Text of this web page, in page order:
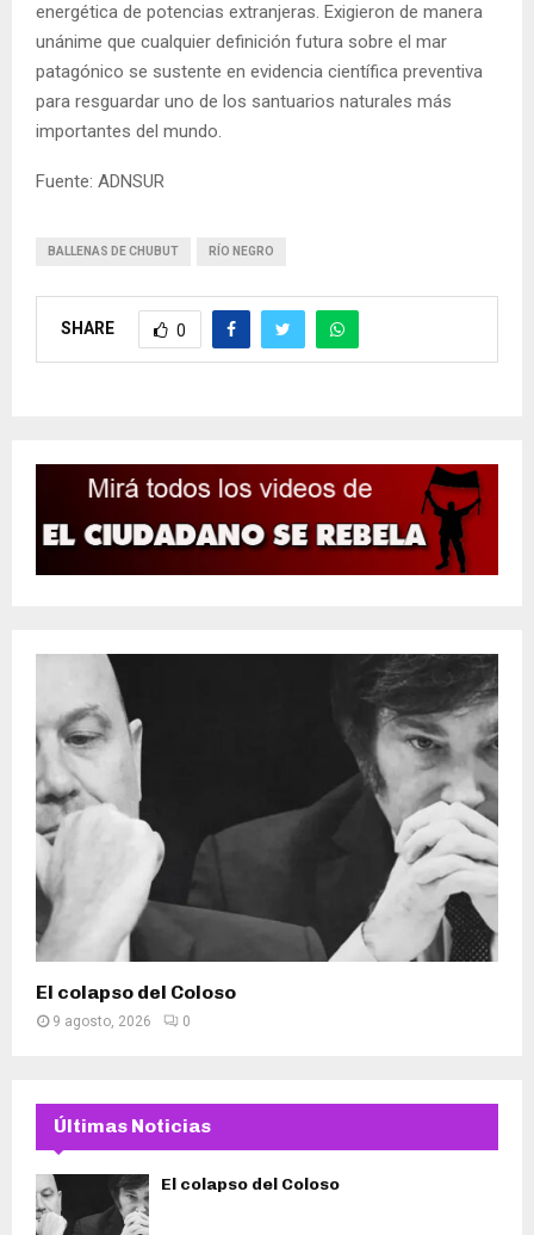
energética de potencias extranjeras. Exigieron de manera
unánime que cualquier definición futura sobre el mar
patagónico se sustente en evidencia científica preventiva
para resguardar uno de los santuarios naturales más
importantes del mundo.
Fuente: ADNSUR
BALLENAS DE CHUBUT RÍO NEGRO
SHARE 0
El colapso del Coloso
9 agosto, 2026 0
Últimas Noticias
El colapso del Coloso